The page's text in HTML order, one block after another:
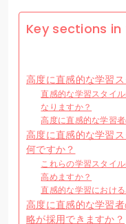
Key sections
高度に直感的な学習
直感的な学習スタイ
なりますか？
高度に直感的な学習
高度に直感的な学習
何ですか？
これらの学習スタイ
高めますか？
直感的な学習におけ
高度に直感的な学習
略が採用できますか？